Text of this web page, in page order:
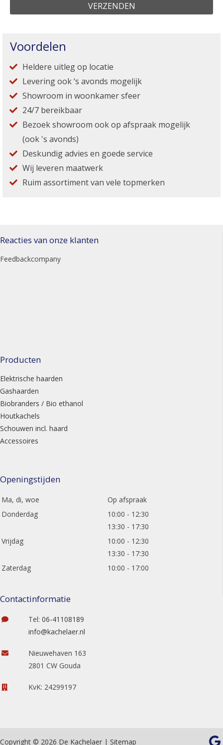
Voordelen
Heldere uitleg op locatie
Levering ook ‘s avonds mogelijk
Showroom in woonkamer sfeer
24/7 bereikbaar
Bezoek showroom ook op afspraak mogelijk
(ook 's avonds)
Deskundig advies en goede service
Wij leveren maatwerk
Ruim assortiment van vele topmerken
Reacties van onze klanten
Feedbackcompany
Producten
Elektrische haarden
Gashaarden
Biobranders / Bio ethanol
Houtkachels
Schouwen incl. haard
Accessoires
Openingstijden
Ma, di, woe
Op afspraak
Donderdag
10:00 - 12:30
13:30 - 17:30
Vrijdag
10:00 - 12:30
13:30 - 17:30
Zaterdag
10:00 - 17:00
Contactinformatie
Tel: 06-41108189
info@kachelaer.nl
Nieuwehaven 163
2801 CW Gouda
KvK: 24299197
Copyright © 2026 De Kachelaer | Sitemap